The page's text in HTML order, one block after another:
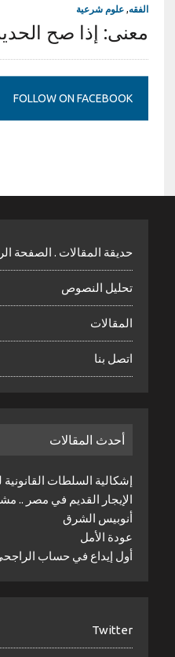
الفقه, علوم شرعية
معنى: إذا صح
FOLLOW ON FACEBOOK
حديقة المقالات . الصفحة
تحليل النصوص
المقالات
اتصل بنا
أحدث المقالات
إشكالية السلطات
الإيجار القديم في مصر ..
أنوبيس الشرق
عودة الأمل
أول إيداع في حساب
Twitter